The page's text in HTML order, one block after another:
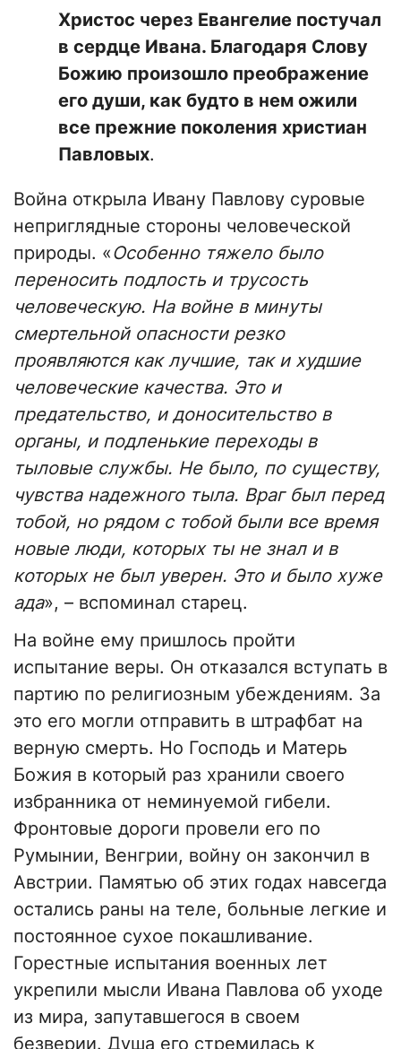
Христос через Евангелие постучал
в сердце Ивана. Благодаря Слову
Божию произошло преображение
его души, как будто в нем ожили
все прежние поколения христиан
Павловых.
Война открыла Ивану Павлову суровые
неприглядные стороны человеческой
природы. «Особенно тяжело было
переносить подлость и трусость
человеческую. На войне в минуты
смертельной опасности резко
проявляются как лучшие, так и худшие
человеческие качества. Это и
предательство, и доносительство в
органы, и подленькие переходы в
тыловые службы. Не было, по существу,
чувства надежного тыла. Враг был перед
тобой, но рядом с тобой были все время
новые люди, которых ты не знал и в
которых не был уверен. Это и было хуже
ада», – вспоминал старец.
На войне ему пришлось пройти
испытание веры. Он отказался вступать в
партию по религиозным убеждениям. За
это его могли отправить в штрафбат на
верную смерть. Но Господь и Матерь
Божия в который раз хранили своего
избранника от неминуемой гибели.
Фронтовые дороги провели его по
Румынии, Венгрии, войну он закончил в
Австрии. Памятью об этих годах навсегда
остались раны на теле, больные легкие и
постоянное сухое покашливание.
Горестные испытания военных лет
укрепили мысли Ивана Павлова об уходе
из мира, запутавшегося в своем
безверии. Душа его стремилась к